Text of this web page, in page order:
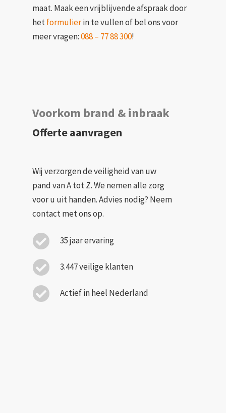
maat. Maak een vrijblijvende afspraak door
hetformulierin te vullen of bel ons voor
meer vragen:088 – 77 88 300!
Voorkom brand & inbraak
Offerte aanvragen
Wij verzorgen de veiligheid van uw
pand van A tot Z. We nemen alle zorg
voor u uit handen. Advies nodig? Neem
contact met ons op.
35 jaar ervaring
3.447 veilige klanten
Actief in heel Nederland